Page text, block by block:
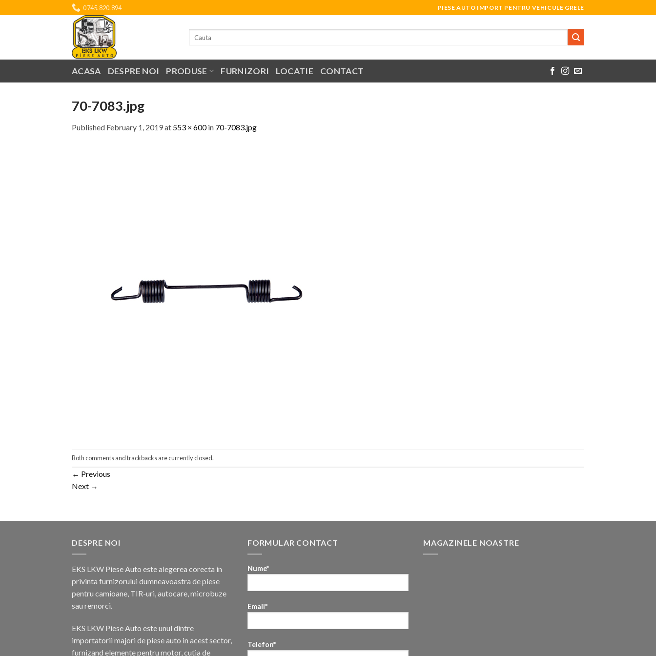
to
0745.820.894 PIESE AUTO IMPORT PENTRU VEHICULE GRELE
ACASA DESPRE NOI PRODUSE FURNIZORI LOCATIE CONTACT
70-7083.jpg
Published February 1, 2019at 553 × 600in 70-7083.jpg
Both comments and trackbacks are currently closed.
← Previous
Next →
DESPRE NOI
EKS LKW Piese Auto este alegerea corecta in
privinta furnizorului dumneavoastra de piese
pentru camioane, TIR-uri, autocare, microbuze
sau remorci.
EKS LKW Piese Auto este unul dintre
importatorii majori de piese auto in acest sector,
furnizand elemente pentru motor, cutia de
FORMULAR CONTACT
Nume*
Email*
Telefon*
MAGAZINELE NOASTRE